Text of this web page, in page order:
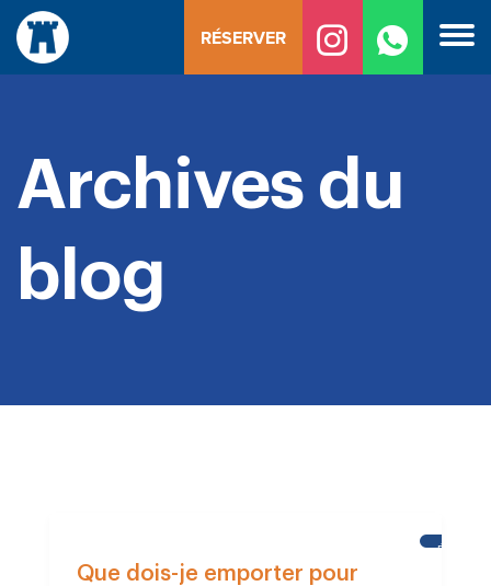
Skip
content
RÉSERVER
Archives du
blog
ÉLÈVES
Que dois-je emporter pour